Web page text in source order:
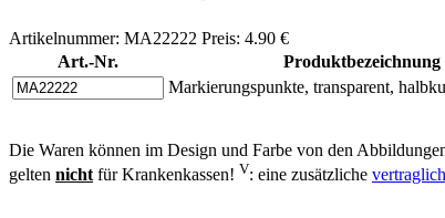
Artikelnummer: MA22222 Preis: 4.90 €
Art.-Nr.
Produktbezeichnung
Markierungspunkte, transparent,
Die Waren können im Design und Farbe von den
gelten nichtfür Krankenkassen! V: eine zusätzliche